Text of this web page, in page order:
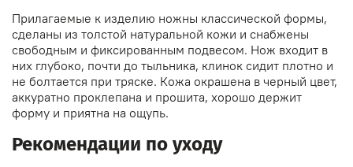
Прилагаемые к изделию ножны классической формы,
сделаны из толстой натуральной кожи и снабжены
свободным и фиксированным подвесом. Нож входит в
них глубоко, почти до тыльника, клинок сидит плотно и
не болтается при тряске. Кожа окрашена в черный цвет,
аккуратно проклепана и прошита, хорошо держит
форму и приятна на ощупь.
Рекомендации по уходу